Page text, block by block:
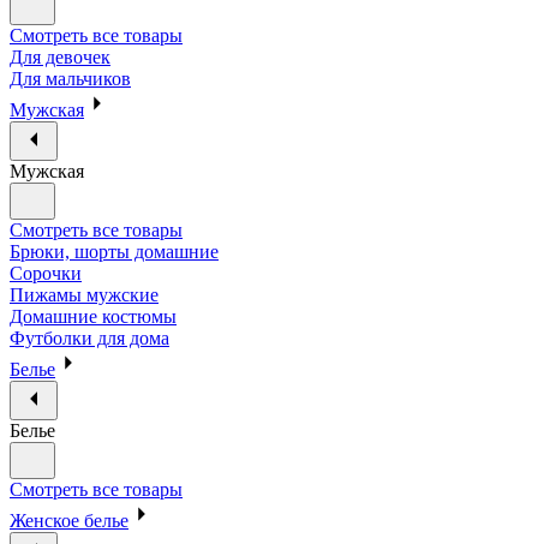
Смотреть все товары
Для девочек
Для мальчиков
Мужская
Мужская
Смотреть все товары
Брюки, шорты домашние
Сорочки
Пижамы мужские
Домашние костюмы
Футболки для дома
Белье
Белье
Смотреть все товары
Женское белье